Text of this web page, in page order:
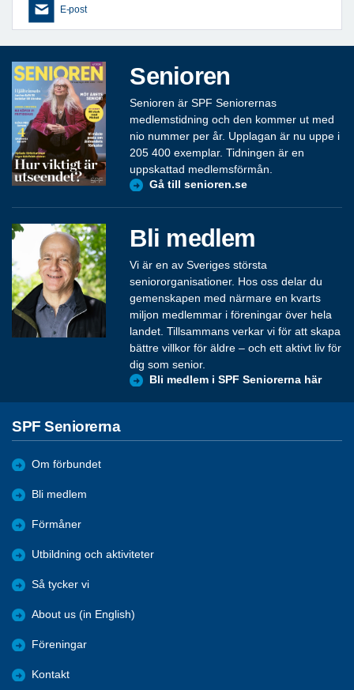
E-post
Senioren
Senioren är SPF Seniorernas
medlemstidning och den kommer ut med
nio nummer per år. Upplagan är nu uppe i
205 400 exemplar. Tidningen är en
uppskattad medlemsförmån.
Gå till senioren.se
Bli medlem
Vi är en av Sveriges största
seniororganisationer. Hos oss delar du
gemenskapen med närmare en kvarts
miljon medlemmar i föreningar över hela
landet. Tillsammans verkar vi för att skapa
bättre villkor för äldre – och ett aktivt liv för
dig som senior.
Bli medlem i SPF Seniorerna här
SPF Seniorerna
Om förbundet
Bli medlem
Förmåner
Utbildning och aktiviteter
Så tycker vi
About us (in English)
Föreningar
Kontakt